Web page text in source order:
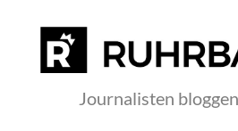
Journalisten